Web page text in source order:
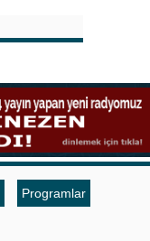
Programlar